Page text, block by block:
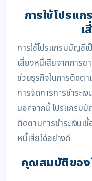
การใช้โปรแ
เ
การใช้โปรแกรมบัญชี
เสี่ยงหนี้เสียจากการ
ช่วยธุรกิจในการติดต
การจัดการการชำระเ
นอกจากนี้ โปรแกรม
ติดตามการชำระเงินเ
หนี้เสียได้อย่างดี
คุณสมบัติของ